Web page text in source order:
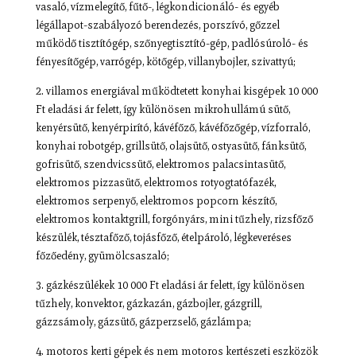
vasaló, vízmelegítő, fűtő-, légkondicionáló- és egyéb
légállapot-szabályozó berendezés, porszívó, gőzzel
működő tisztítógép, szőnyegtisztító-gép, padlósúroló- és
fényesítőgép, varrógép, kötőgép, villanybojler, szivattyú;
2. villamos energiával működtetett konyhai kisgépek 10 000
Ft eladási ár felett, így különösen mikrohullámú sütő,
kenyérsütő, kenyérpirító, kávéfőző, kávéfőzőgép, vízforraló,
konyhai robotgép, grillsütő, olajsütő, ostyasütő, fánksütő,
gofrisütő, szendvicssütő, elektromos palacsintasütő,
elektromos pizzasütő, elektromos rotyogtatófazék,
elektromos serpenyő, elektromos popcorn készítő,
elektromos kontaktgrill, forgónyárs, mini tűzhely, rizsfőző
készülék, tésztafőző, tojásfőző, ételpároló, légkeveréses
főzőedény, gyümölcsaszaló;
3. gázkészülékek 10 000 Ft eladási ár felett, így különösen
tűzhely, konvektor, gázkazán, gázbojler, gázgrill,
gázzsámoly, gázsütő, gázperzselő, gázlámpa;
4. motoros kerti gépek és nem motoros kertészeti eszközök